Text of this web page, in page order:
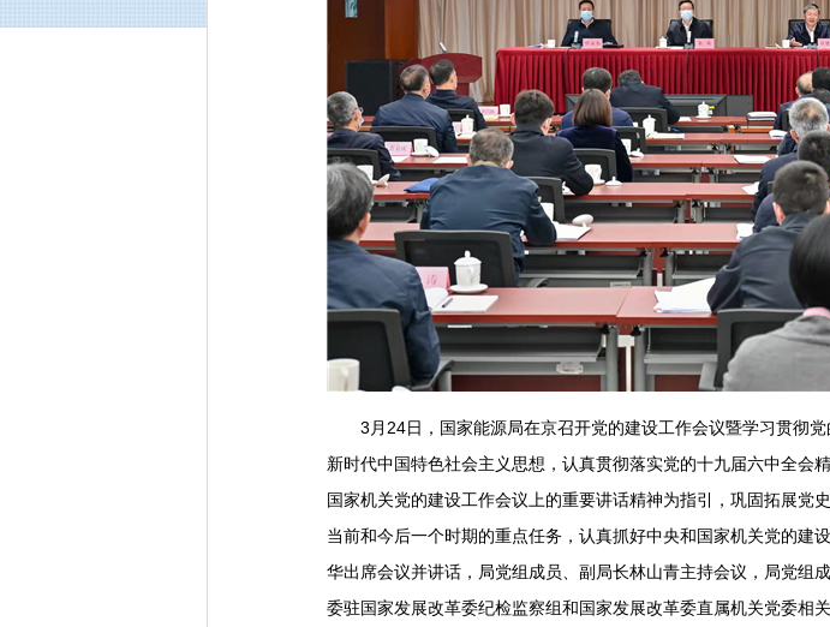
3月24日，国家能源局在京召开党的建设工作会议暨学习贯彻党
新时代中国特色社会主义思想，认真贯彻落实党的十九届六中全会
国家机关党的建设工作会议上的重要讲话精神为指引，巩固拓展党
当前和今后一个时期的重点任务，认真抓好中央和国家机关党的建
华出席会议并讲话，局党组成员、副局长林山青主持会议，局党组
委驻国家发展改革委纪检监察组和国家发展改革委直属机关党委相